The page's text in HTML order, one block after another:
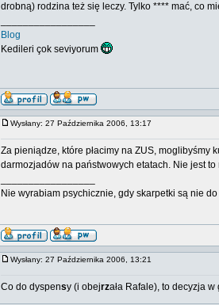
drobną) rodzina też się leczy. Tylko **** mać, co
Blog
Kedileri çok seviyorum
Wysłany: 27 Października 2006, 13:17
Za pieniądze, które płacimy na ZUS,
darmozjadów na państwowych etatach. Nie jest
Nie wyrabiam psychicznie, gdy skarpetki są nie do
Wysłany: 27 Października 2006, 13:21
Co do dyspensy (i obejrzała Rafale), to decyzja